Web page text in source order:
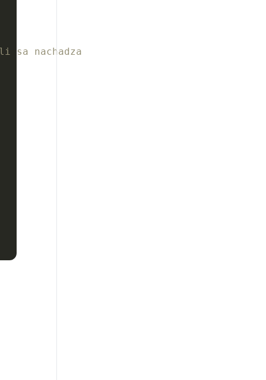
sa nachadza